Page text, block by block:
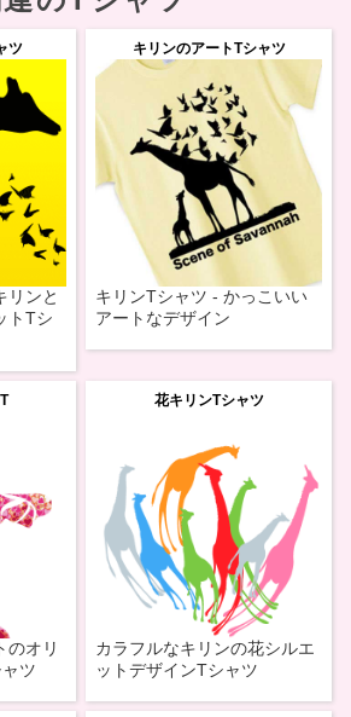
ツ
リンと
トTシ
キリンのアートTシャツ
キリンTシャツ - かっこいい
アートなデザイン
のオリ
ツ
花キリンTシャツ
カラフルなキリンの花シルエ
ットデザインTシャツ